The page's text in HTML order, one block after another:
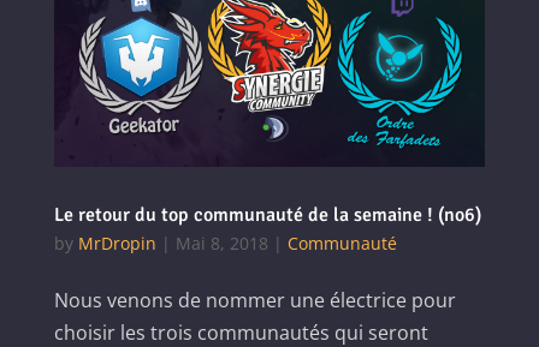
Le retour du top communauté de la semaine ! (no6)
by MrDropin | Mai 8, 2018 | Communauté
Nous venons de nommer une électrice pour
choisir les trois communautés qui seront